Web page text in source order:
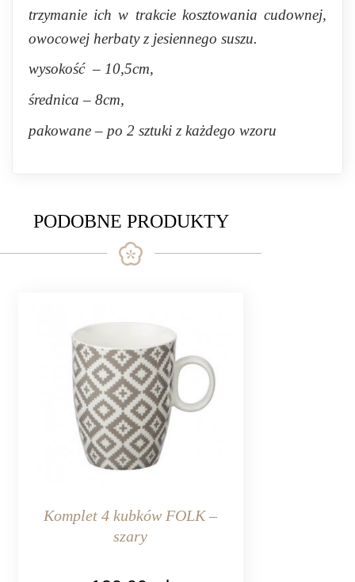
trzymanie ich w trakcie kosztowania cudownej,
owocowej herbaty z jesiennego suszu.
wysokość – 10,5cm,
średnica – 8cm,
pakowane – po 2 sztuki z każdego wzoru
PODOBNE PRODUKTY
Komplet 4 kubków FOLK –
szary